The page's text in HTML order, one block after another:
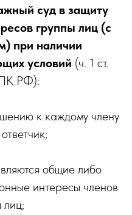
суд в защиту
группы лиц (с
при наличии
условий (ч. 1 ст.
РФ):
к каждому члену
общие либо
интересы членов
лиц;